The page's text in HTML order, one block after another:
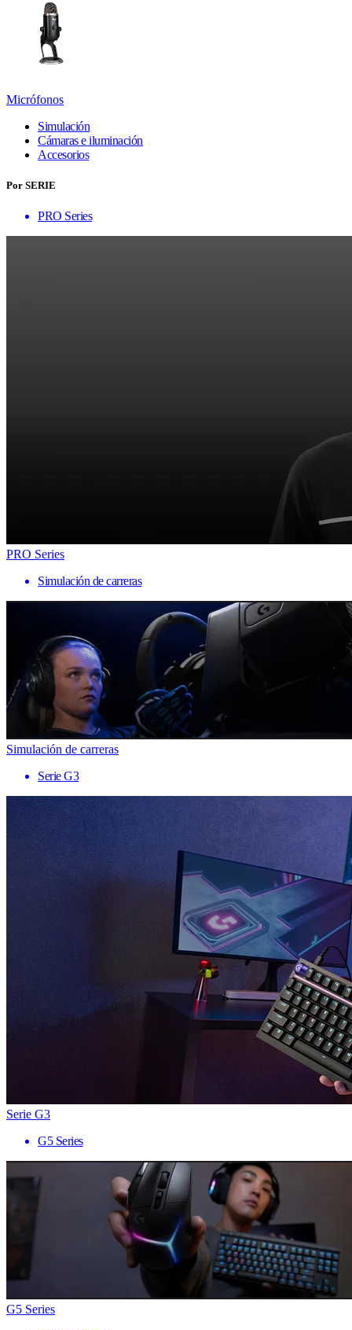
Micrófonos
Simulación
Cámaras e iluminación
Accesorios
Por SERIE
PRO Series
PRO Series
Simulación de carreras
Simulación de carreras
Serie G3
Serie G3
G5 Series
G5 Series